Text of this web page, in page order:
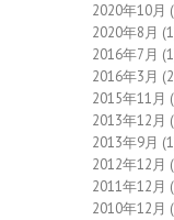
2020年10月
2020年8月
2016年7月
2016年3月
2015年11月
2013年12月
2013年9月
2012年12月
2011年12月
2010年12月